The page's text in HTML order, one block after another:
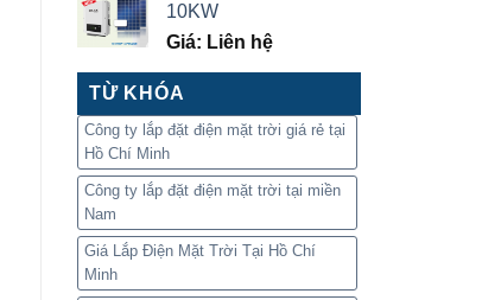
10KW
Giá: Liên hệ
TỪ KHÓA
Công ty lắp đặt điện mặt trời giá rẻ tại
Hồ Chí Minh
Công ty lắp đặt điện mặt trời tại miền
Nam
Giá Lắp Điện Mặt Trời Tại Hồ Chí
Minh